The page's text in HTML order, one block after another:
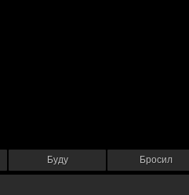
Буду Бросил